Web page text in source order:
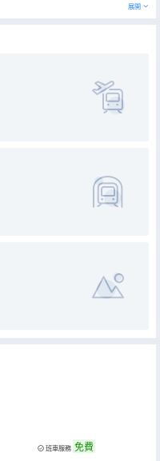
展開
班車服務 免費